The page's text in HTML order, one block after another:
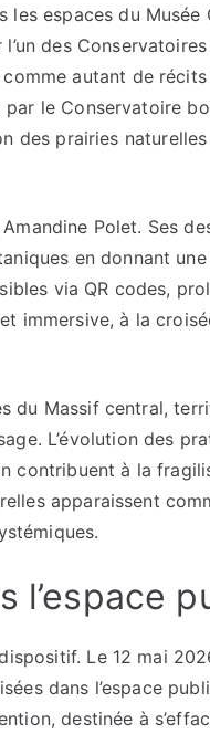
les espaces du Musée
des
autant de
le Conservatoire
des prairies
Polet. Ses
en donnant
via QR codes,
immersive, à la
du Massif central,
L’évolution des
contribuent à la
apparaissent
l’espace
Le 12 mai
dans l’espace
destinée à